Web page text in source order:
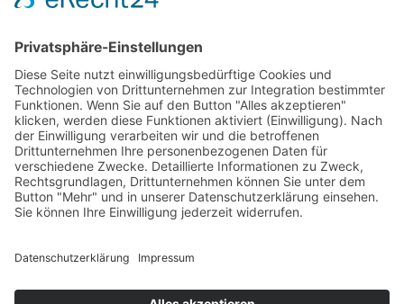
Betriebsferien
Wir befinden uns vom
19.12.2025 bis einschließlich 07.01.2026
in unseren Betriebsferien.
In dieser Zeit werden Anfragen
kann es zu Verzögerungen bei der
Beantwortung kommen.